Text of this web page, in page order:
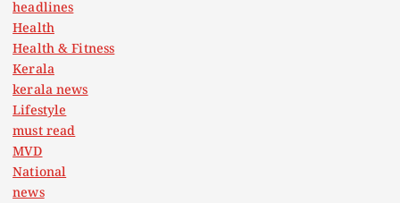
headlines
Health
Health & Fitness
Kerala
kerala news
Lifestyle
must read
MVD
National
news